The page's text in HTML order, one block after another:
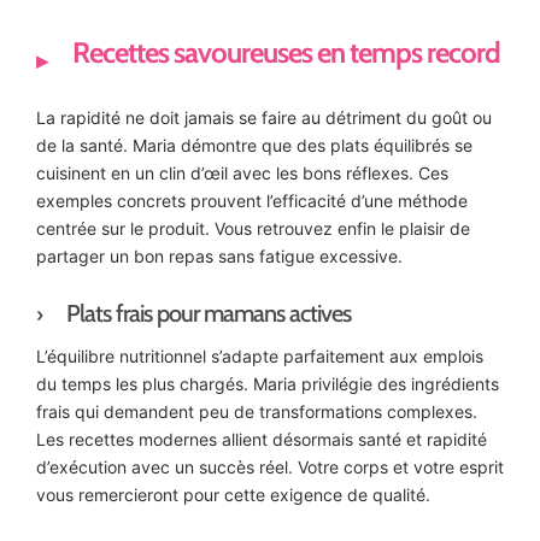
Recettes savoureuses en temps record
La rapidité ne doit jamais se faire au détriment du goût ou
de la santé. Maria démontre que des plats équilibrés se
cuisinent en un clin d’œil avec les bons réflexes. Ces
exemples concrets prouvent l’efficacité d’une méthode
centrée sur le produit. Vous retrouvez enfin le plaisir de
partager un bon repas sans fatigue excessive.
Plats frais pour mamans actives
L’équilibre nutritionnel s’adapte parfaitement aux emplois
du temps les plus chargés. Maria privilégie des ingrédients
frais qui demandent peu de transformations complexes.
Les recettes modernes allient désormais santé et rapidité
d’exécution avec un succès réel. Votre corps et votre esprit
vous remercieront pour cette exigence de qualité.